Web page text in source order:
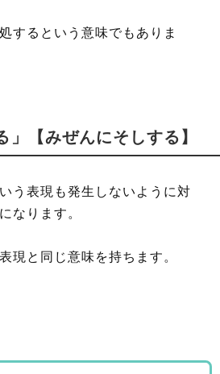
するという意味でもありま
」【みぜんにそしする】
う表現も発生しないように対
なります。
現と同じ意味を持ちます。